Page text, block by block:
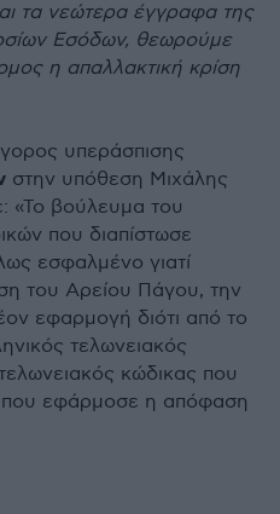
τα νεώτερα έγγραφα της
Εσόδων, θεωρούμε
η απαλλακτική κρίση
υπεράσπισης
στην υπόθεση Μιχάλης
«Το βούλευμα του
που διαπίστωσε
εσφαλμένο γιατί
του Αρείου Πάγου, την
εφαρμογή διότι από το
τελωνειακός
κώδικας που
που εφάρμοσε η απόφαση